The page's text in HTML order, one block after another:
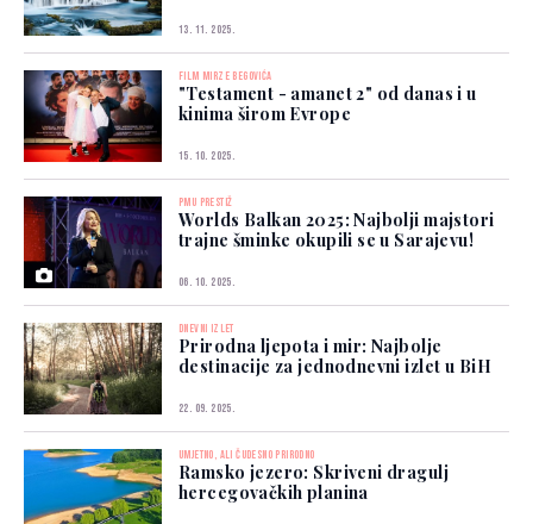
13. 11. 2025.
FILM MIRZE BEGOVIĆA
"Testament - amanet 2" od danas i u
kinima širom Evrope
15. 10. 2025.
PMU PRESTIŽ
Worlds Balkan 2025: Najbolji majstori
trajne šminke okupili se u Sarajevu!
06. 10. 2025.
DNEVNI IZLET
Prirodna ljepota i mir: Najbolje
destinacije za jednodnevni izlet u BiH
22. 09. 2025.
UMJETNO, ALI ČUDESNO PRIRODNO
Ramsko jezero: Skriveni dragulj
hercegovačkih planina